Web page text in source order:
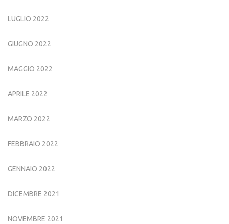
LUGLIO 2022
GIUGNO 2022
MAGGIO 2022
APRILE 2022
MARZO 2022
FEBBRAIO 2022
GENNAIO 2022
DICEMBRE 2021
NOVEMBRE 2021